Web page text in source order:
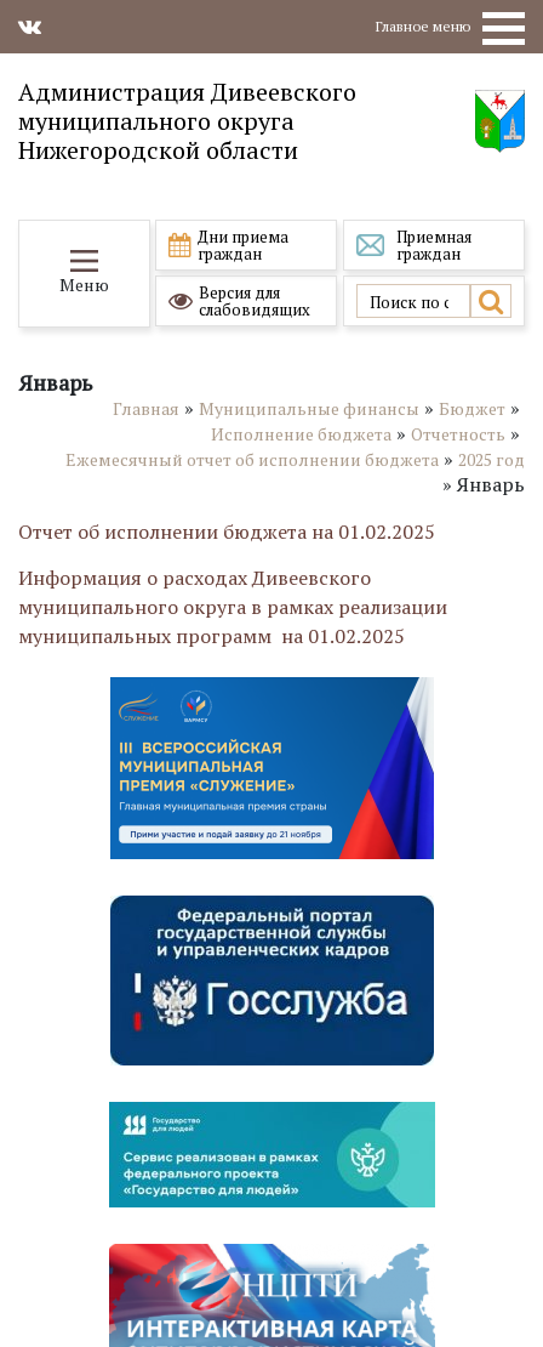
Главное меню
Администрация Дивеевского
муниципального округа
Нижегородской области
Меню
Дни приема
граждан
Приемная
граждан
Версия для
слабовидящих
Январь
Главная » Муниципальные финансы » Бюджет »
Исполнение бюджета » Отчетность »
Ежемесячный отчет об исполнении бюджета » 2025 год
»Январь
Отчет об исполнении бюджета на 01.02.2025
Информация о расходах Дивеевского
муниципального округа в рамках реализации
муниципальных программ на 01.02.2025